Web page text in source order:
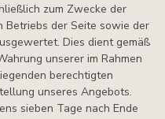
zum Zwecke der
Betriebs der Seite sowie der
Dies dient gemäß
unserer im Rahmen
berechtigten
unseres Angebots.
sieben Tage nach Ende